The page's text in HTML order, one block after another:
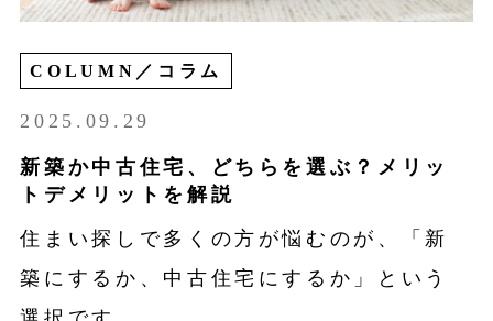
COLUMN／コラム
2025.09.29
新築か中古住宅、どちらを選ぶ？メリッ
トデメリットを解説
住まい探しで多くの方が悩むのが、「新
築にするか、中古住宅にするか」という